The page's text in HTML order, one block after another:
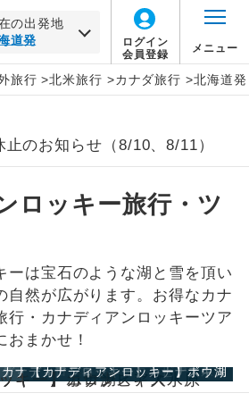
の出発地
ログイン
会員登録
メニュー
旅行 >北米旅行 >カナダ旅行 >北海道
のお知らせ（8/10、8/11）
ロッキー旅行・ツ
ーは宝石のような湖と雪を頂い
自然が広がります。お得なカナ
行・カナディアンロッキーツア
おまかせ！
ィアンロッキー】コロンビア大氷原
ナディアンロッキー】カナナスキス
【カナディアンロッキー】ボウ湖
女満別
北海道その他
ォールズ
ル
フ
水
ミー
ション